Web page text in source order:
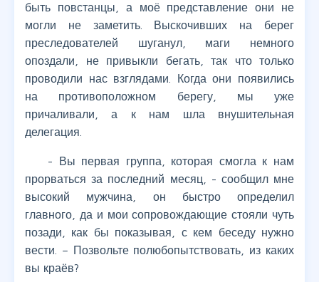
быть повстанцы, а моё представление они не
могли не заметить. Выскочивших на берег
преследователей шуганул, маги немного
опоздали, не привыкли бегать, так что только
проводили нас взглядами. Когда они появились
на противоположном берегу, мы уже
причаливали, а к нам шла внушительная
делегация.
- Вы первая группа, которая смогла к нам
прорваться за последний месяц, - сообщил мне
высокий мужчина, он быстро определил
главного, да и мои сопровождающие стояли чуть
позади, как бы показывая, с кем беседу нужно
вести. – Позвольте полюбопытствовать, из каких
вы краёв?